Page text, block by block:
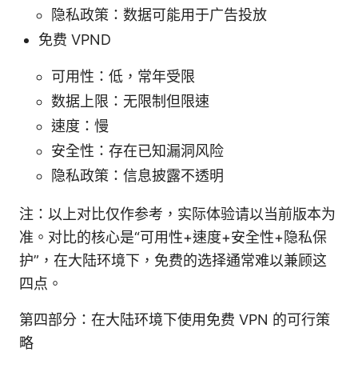
隐私政策：数据可能用于广告投放
免费 VPND
可用性：低，常年受限
数据上限：无限制但限速
速度：慢
安全性：存在已知漏洞风险
隐私政策：信息披露不透明
注：以上对比仅作参考，实际体验请以当前版本为
准。对比的核心是“可用性+速度+安全性+隐私保
护”，在大陆环境下，免费的选择通常难以兼顾这
四点。
第四部分：在大陆环境下使用免费 VPN 的可行策
略